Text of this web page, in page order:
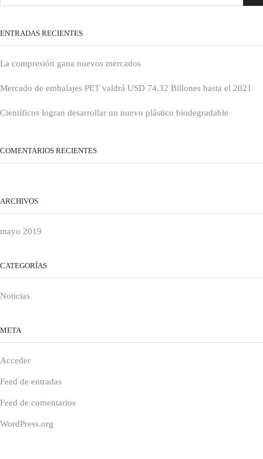
ENTRADAS RECIENTES
La compresión gana nuevos mercados
Mercado de embalajes PET valdrá USD 74.32 Billones hasta el 2021
Científicos logran desarrollar un nuevo plástico biodegradable
COMENTARIOS RECIENTES
ARCHIVOS
mayo 2019
CATEGORÍAS
Noticias
META
Acceder
Feed de entradas
Feed de comentarios
WordPress.org